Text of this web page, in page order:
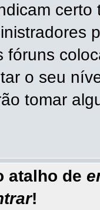
fóruns
o seu
tomar
atalho de
!